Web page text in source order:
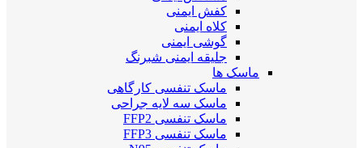
کفش ایمنی
کلاه ایمنی
گوشی ایمنی
جلیقه ایمنی شبرنگ
ماسک ها
ماسک تنفسی کارگاهی
ماسک سه لایه جراحی
ماسک تنفسی FFP2
ماسک تنفسی FFP3